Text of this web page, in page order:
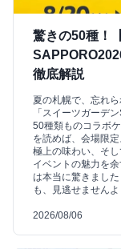
驚きの50種！
徹底解説
夏の札幌で、忘れ
「スイーツガーデ
50種類ものコラボ
を読めば、会場限
極上の味わい、そ
イベントの魅力を
は本当に驚きまし
も、見逃せませんよ
2026/08/06